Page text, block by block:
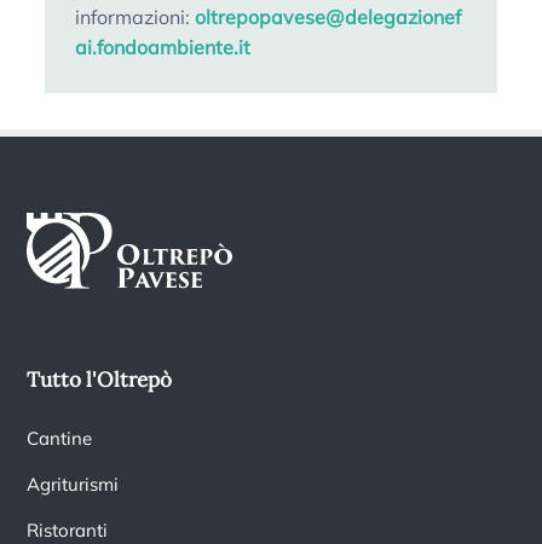
informazioni:oltrepopavese@delegazionef
ai.fondoambiente.it
Tutto l'Oltrepò
Cantine
Agriturismi
Ristoranti